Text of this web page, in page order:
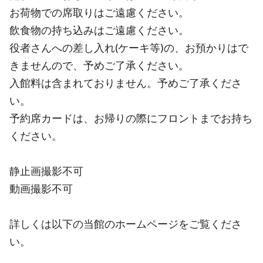
お荷物での席取りはご遠慮ください。
飲食物の持ち込みはご遠慮ください。
役者さんへの差し入れ(ケーキ等)の、お預かりはで
きませんので、予めご了承ください。
入館料は含まれておりません。予めご了承くださ
い。
予約席カードは、お帰りの際にフロントまでお持ち
ください。
静止画撮影不可
動画撮影不可
詳しくは以下の当館のホームページをご覧くださ
い。